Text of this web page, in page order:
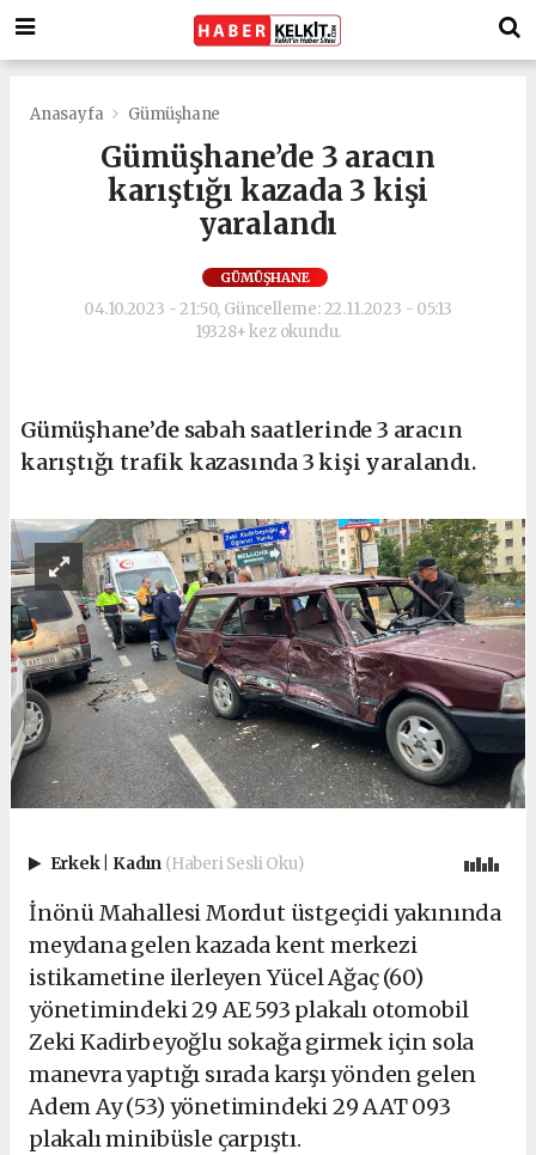
Anasayfa Gümüşhane
Gümüşhane’de 3 aracın
karıştığı kazada 3 kişi
yaralandı
GÜMÜŞHANE
04.10.2023 - 21:50, Güncelleme: 22.11.2023 - 05:13
19328+ kez okundu.
Gümüşhane’de sabah saatlerinde 3 aracın
karıştığı trafik kazasında 3 kişi yaralandı.
Erkek Kadın (Haberi Sesli Oku)
İnönü Mahallesi Mordut üstgeçidi yakınında
meydana gelen kazada kent merkezi
istikametine ilerleyen Yücel Ağaç (60)
yönetimindeki 29 AE 593 plakalı otomobil
Zeki Kadirbeyoğlu sokağa girmek için sola
manevra yaptığı sırada karşı yönden gelen
Adem Ay (53) yönetimindeki 29 AAT 093
plakalı minibüsle çarpıştı.